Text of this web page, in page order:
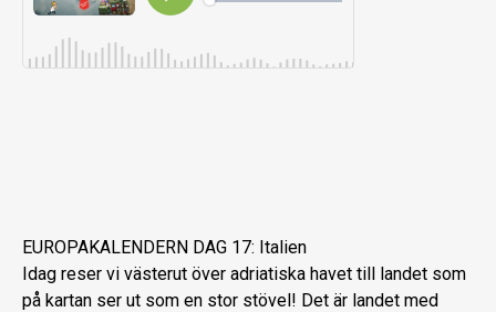
EUROPAKALENDERN DAG 17: Italien
Idag reser vi västerut över adriatiska havet till landet som
på kartan ser ut som en stor stövel! Det är landet med